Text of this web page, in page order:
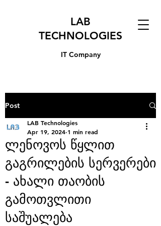
LAB
TECHNOLOGIES
IT Company
Post
ლენოვოს წყლით
გაგრილების სერვერები
- ახალი თაობის
გამოთვლითი
საშუალება
LAB Technologies
Apr 19, 2024 1 min read